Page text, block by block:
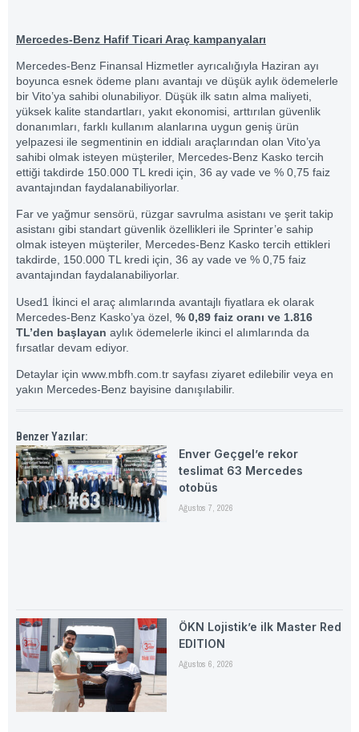
Mercedes-Benz Hafif Ticari Araç kampanyaları
Mercedes-Benz Finansal Hizmetler ayrıcalığıyla Haziran ayı
boyunca esnek ödeme planı avantajı ve düşük aylık ödemelerle
bir Vito’ya sahibi olunabiliyor. Düşük ilk satın alma maliyeti,
yüksek kalite standartları, yakıt ekonomisi, arttırılan güvenlik
donanımları, farklı kullanım alanlarına uygun geniş ürün
yelpazesi ile segmentinin en iddialı araçlarından olan Vito’ya
sahibi olmak isteyen müşteriler, Mercedes-Benz Kasko tercih
ettiği takdirde 150.000 TL kredi için, 36 ay vade ve % 0,75 faiz
avantajından faydalanabiliyorlar.
Far ve yağmur sensörü, rüzgar savrulma asistanı ve şerit takip
asistanı gibi standart güvenlik özellikleri ile Sprinter’e sahip
olmak isteyen müşteriler, Mercedes-Benz Kasko tercih ettikleri
takdirde, 150.000 TL kredi için, 36 ay vade ve % 0,75 faiz
avantajından faydalanabiliyorlar.
Used1 İkinci el araç alımlarında avantajlı fiyatlara ek olarak
Mercedes-Benz Kasko’ya özel, % 0,89 faiz oranı ve 1.816
TL’den başlayan aylık ödemelerle ikinci el alımlarında da
fırsatlar devam ediyor.
Detaylar için www.mbfh.com.tr sayfası ziyaret edilebilir veya en
yakın Mercedes-Benz bayisine danışılabilir.
Benzer Yazılar:
Enver Geçgel’e rekor
teslimat 63 Mercedes
otobüs
Ağustos 7, 2026
ÖKN Lojistik’e ilk Master Red
EDITION
Ağustos 6, 2026